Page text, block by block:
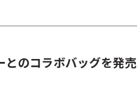
とのコラボバッグを発売